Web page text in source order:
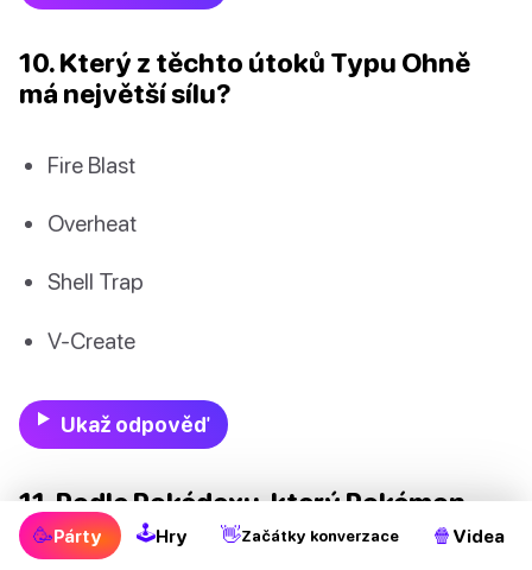
10. Který z těchto útoků Typu Ohně
má největší sílu?
Fire Blast
Overheat
Shell Trap
V-Create
Ukaž odpověď
11. Podle Pokédexu, který Pokémon
Typu Duch je ve skutečnosti mrtvé
dítě?
🥳Párty 🕹Hry 👋Začátky konverzace 🍿 Videa